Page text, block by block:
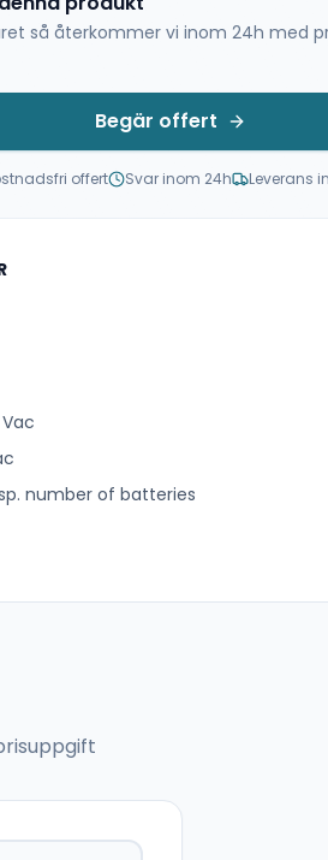
så återkommer vi inom 24h med
Begär offert
offert Svar inom 24h Leverans
number of batteries